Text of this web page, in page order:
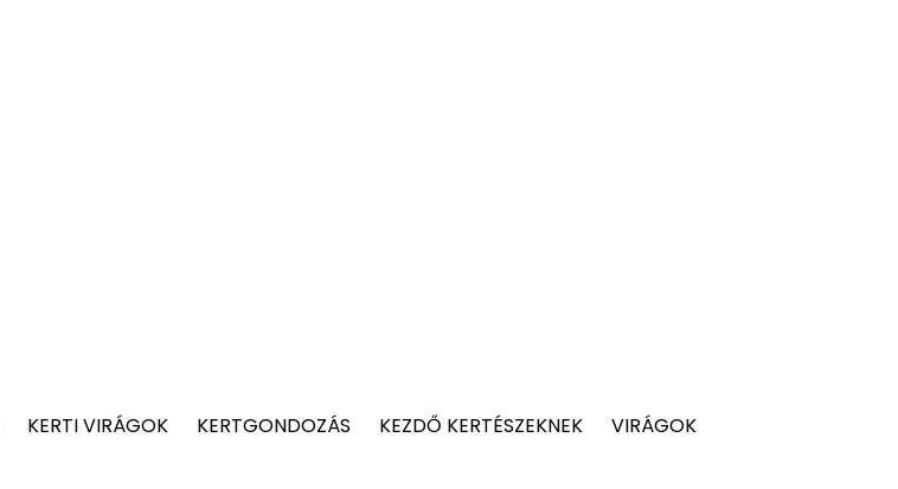
KERTI VIRÁGOK KERTGONDOZÁS KEZDŐ KERTÉSZEKNEK
VIRÁGOK